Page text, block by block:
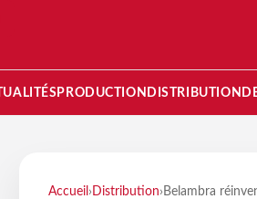
PRODUCTION DISTRIBUTION
Accueil › Distribution› Belambra